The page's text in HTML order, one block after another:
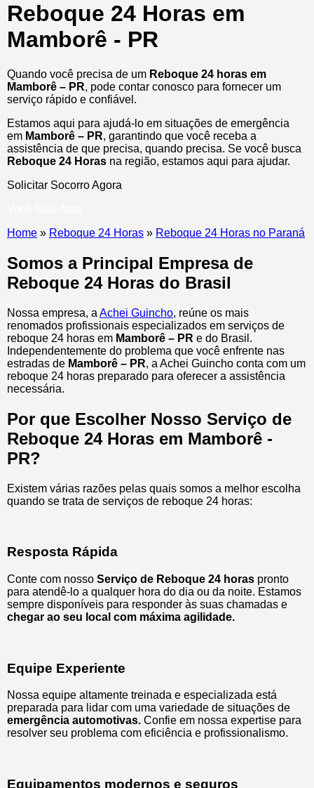
Reboque 24 Horas em
Mamborê - PR
Quando você precisa de um Reboque 24 horas em
Mamborê – PR, pode contar conosco para fornecer um
serviço rápido e confiável.
Estamos aqui para ajudá-lo em situações de emergência
em Mamborê – PR, garantindo que você receba a
assistência de que precisa, quando precisa. Se você busca
Reboque 24 Horas na região, estamos aqui para ajudar.
Solicitar Socorro Agora
Home » Reboque 24 Horas » Reboque 24 Horas no Paraná
Somos a Principal Empresa de
Reboque 24 Horas do Brasil
Nossa empresa, a Achei Guincho, reúne os mais
renomados profissionais especializados em serviços de
reboque 24 horas em Mamborê – PR e do Brasil .
Independentemente do problema que você enfrente nas
estradas de Mamborê – PR, a Achei Guincho conta com um
reboque 24 horas preparado para oferecer a assistência
necessária.
Por que Escolher Nosso Serviço de
Reboque 24 Horas em Mamborê -
PR?
Existem várias razões pelas quais somos a melhor escolha
quando se trata de serviços de reboque 24 horas:
Resposta Rápida
Conte com nosso Serviço de Reboque 24 horas pronto
para atendê-lo a qualquer hora do dia ou da noite. Estamos
sempre disponíveis para responder às suas chamadas e
chegar ao seu local com máxima agilidade.
Equipe Experiente
Nossa equipe altamente treinada e especializada está
preparada para lidar com uma variedade de situações de
emergência automotivas. Confie em nossa expertise para
resolver seu problema com eficiência e profissionalismo.
Equipamentos modernos e seguros